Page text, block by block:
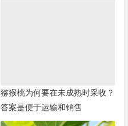
猕猴桃为何要在未成熟时采收？
答案是便于运输和销售